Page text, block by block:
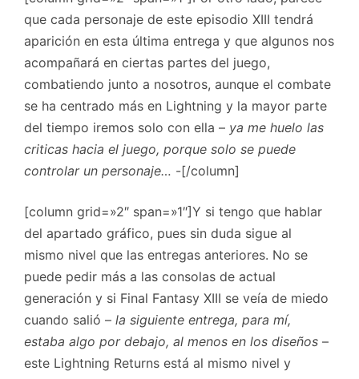
que cada personaje de este episodio XIII tendrá
aparición en esta última entrega y que algunos nos
acompañará en ciertas partes del juego,
combatiendo junto a nosotros, aunque el combate
se ha centrado más en Lightning y la mayor parte
del tiempo iremos solo con ella – ya me huelo las
criticas hacia el juego, porque solo se puede
controlar un personaje… -[/column]
[column grid=»2″ span=»1″]Y si tengo que hablar
del apartado gráfico, pues sin duda sigue al
mismo nivel que las entregas anteriores. No se
puede pedir más a las consolas de actual
generación y si Final Fantasy XIII se veía de miedo
cuando salió – la siguiente entrega, para mí,
estaba algo por debajo, al menos en los diseños –
este Lightning Returns está al mismo nivel y